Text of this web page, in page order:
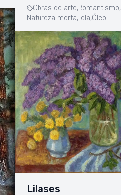
Obras de arte,Romantismo,
Natureza morta,Tela,Óleo
Lilases